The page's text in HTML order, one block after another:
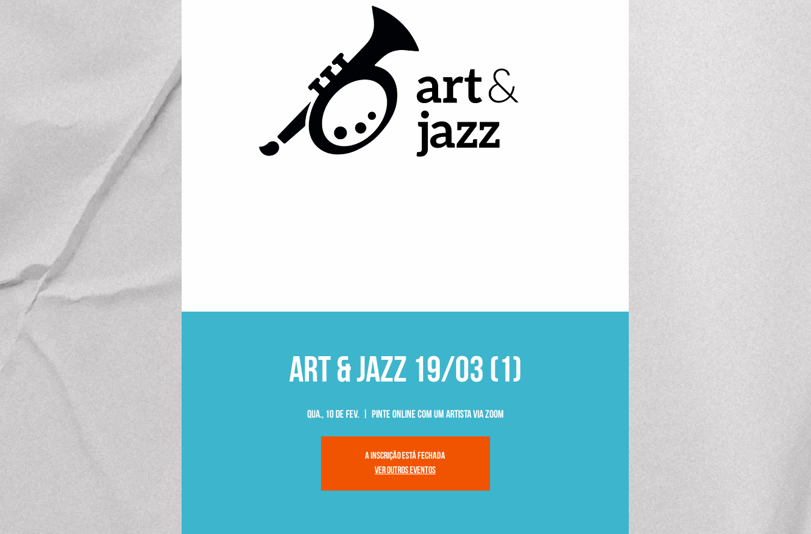
Art & Jazz 19/03 (1)
qua., 10 de fev.
  |
Pinte Online com um Artista Via Zoom
A inscrição está fechada
Ver outros eventos